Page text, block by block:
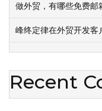
做外贸，有哪些免费邮
峰终定律在外贸开发客
Recent